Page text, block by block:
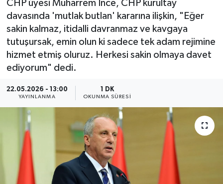
CHP üyesi Muharrem İnce, CHP kurultay
davasında 'mutlak butlan' kararına ilişkin, "Eğer
sakin kalmaz, itidalli davranmaz ve kavgaya
tutuşursak, emin olun ki sadece tek adam rejimine
hizmet etmiş oluruz. Herkesi sakin olmaya davet
ediyorum" dedi.
22.05.2026 - 13:00
YAYINLANMA
1 DK
OKUNMA SÜRESI
Sağlık
Magazin
Kültür Sanat
Röportajlar
Haber Arşivi